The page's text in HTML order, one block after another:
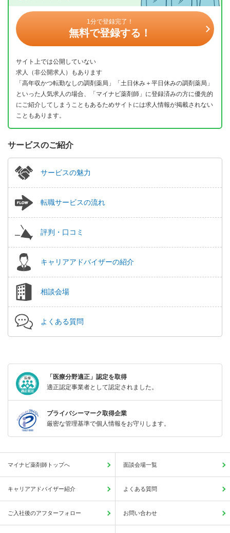
1分で登録完了！
無料で登録する！
サイト上では公開していない
求人（非公開求人）もあります
「高年収かつ転勤なしの調剤薬局」「土日休み＋平日休みの調剤薬局」
といった人気求人の場合、「マイナビ薬剤師」に登録済みの方に優先的
にご紹介してしまうこともあるためサイトには求人情報が掲載されない
こともあります。
サービスのご紹介
サービスの魅力
転職サービスの流れ
評判・口コミ
キャリアアドバイザーの紹介
相談会場
よくある質問
「医療分野適正」認定を取得
適正認定事業者として認定されました。
プライバシーマーク取得企業
厳密な管理基準で個人情報をお守りします。
マイナビ薬剤師トップへ 面談会場一覧
キャリアアドバイザー紹介 よくある質問
ご入社後のアフターフォロー お問い合わせ